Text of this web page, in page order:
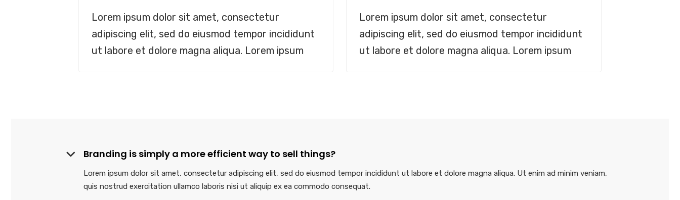
Lorem ipsum dolor sit amet, consectetur
adipiscing elit, sed do eiusmod tempor incididunt
ut labore et dolore magna aliqua. Lorem ipsum
Lorem ipsum dolor sit amet, consectetur
adipiscing elit, sed do eiusmod tempor incididunt
ut labore et dolore magna aliqua. Lorem ipsum
Branding is simply a more efficient way to sell things?
Lorem ipsum dolor sit amet, consectetur adipiscing elit, sed do eiusmod tempor incididunt ut labore et dolore magna aliqua. Ut enim ad minim veniam,
quis nostrud exercitation ullamco laboris nisi ut aliquip ex ea commodo consequat.